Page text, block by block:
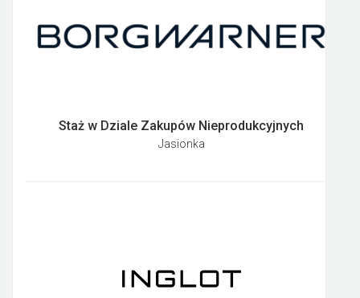
Staż w Dziale Zakupów Nieprodukcyjnych
Jasionka